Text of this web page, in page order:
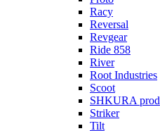
Racy
Reversal
Revgear
Ride 858
River
Root Industries
Scoot
SHKURA рrоd
Striker
Tilt